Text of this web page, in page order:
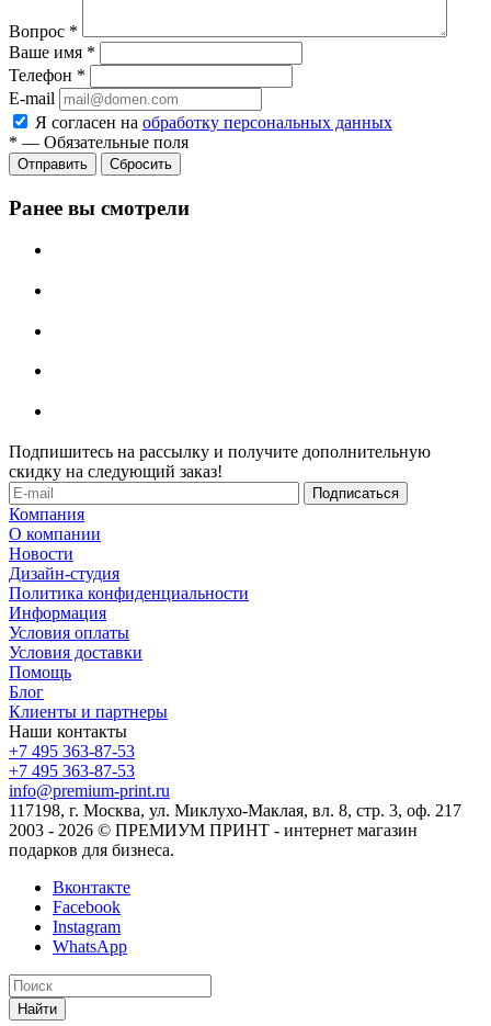
Вопрос *
Ваше имя *
Телефон *
E-mail
Я согласен на обработку персональных данных
* — Обязательные поля
Отправить Сбросить
Ранее вы смотрели
Подпишитесь на рассылку и получите дополнительную
скидку на следующий заказ!
Компания
О компании
Новости
Дизайн-студия
Политика конфиденциальности
Информация
Условия оплаты
Условия доставки
Помощь
Блог
Клиенты и партнеры
Наши контакты
+7 495 363-87-53
+7 495 363-87-53
info@premium-print.ru
117198, г. Москва, ул. Миклухо-Маклая, вл. 8, стр. 3, оф. 217
2003 - 2026 © ПРЕМИУМ ПРИНТ - интернет магазин
подарков для бизнеса.
Вконтакте
Facebook
Instagram
WhatsApp
Найти